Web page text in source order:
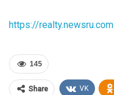
https://realty.newsru.com
145
Share VK